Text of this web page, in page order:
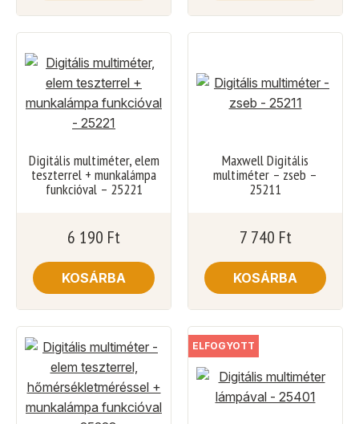
Digitális multiméter, elem
teszterrel + munkalámpa
funkcióval – 25221
6 190 Ft
KOSÁRBA
Maxwell Digitális
multiméter – zseb –
25211
7 740 Ft
KOSÁRBA
ELFOGYOTT